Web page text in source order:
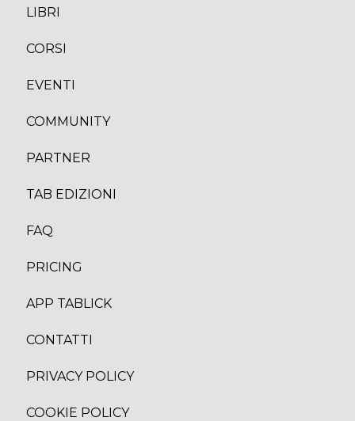
LIBRI
CORS
EVENTI
COMMUNITY
PARTNER
TAB EDIZION
FAQ
PRICING
APP TABLICK
CONTATTI
PRIVACY POLICY
COOKIE POLICY